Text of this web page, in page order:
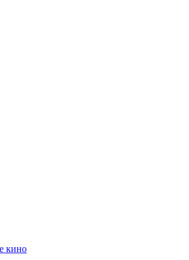
кино